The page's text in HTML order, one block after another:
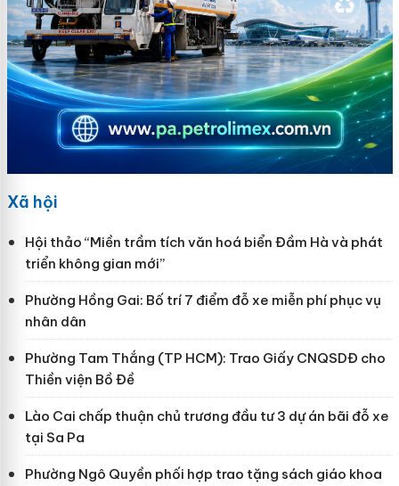
Xã hội
Hội thảo “Miền trầm tích văn hoá biển Đầm Hà và phát
triển không gian mới”
Phường Hồng Gai: Bố trí 7 điểm đỗ xe miễn phí phục vụ
nhân dân
Phường Tam Thắng (TP HCM): Trao Giấy CNQSDĐ cho
Thiền viện Bồ Đề
Lào Cai chấp thuận chủ trương đầu tư 3 dự án bãi đỗ xe
tại Sa Pa
Phường Ngô Quyền phối hợp trao tặng sách giáo khoa